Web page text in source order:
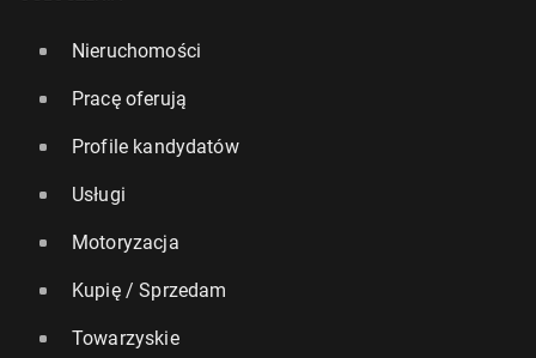
Nieruchomości
Pracę oferują
Profile kandydatów
Usługi
Motoryzacja
Kupię / Sprzedam
Towarzyskie